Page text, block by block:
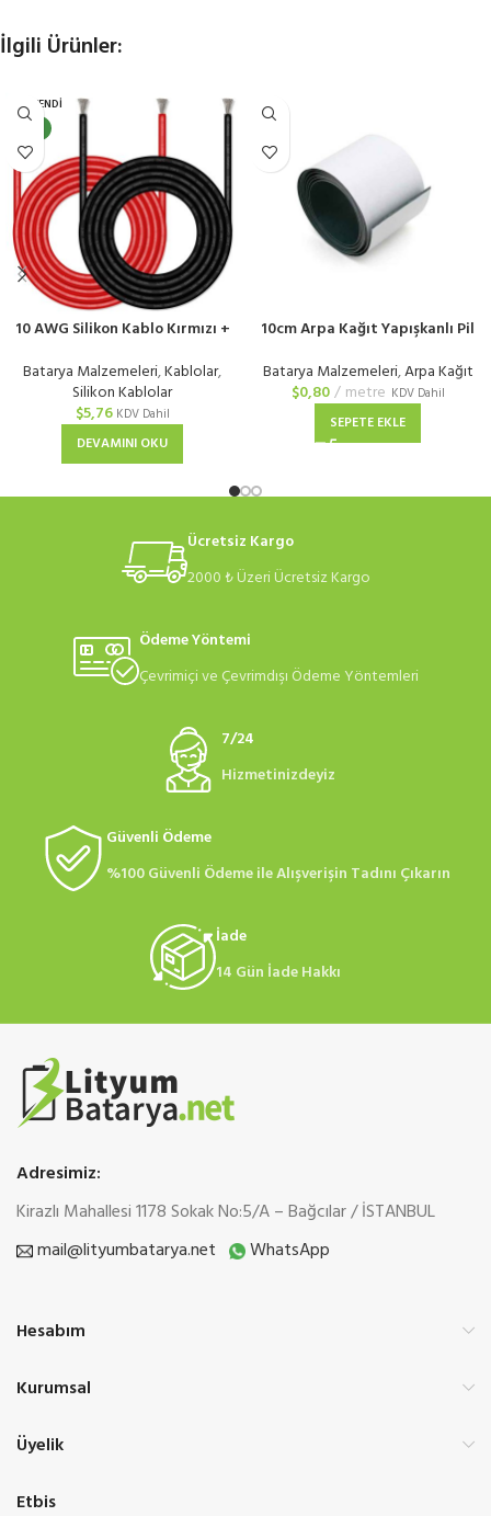
İlgili Ürünler:
TÜKENDI
10 AWG Silikon Kablo Kırmızı +
Batarya Malzemeleri,Kablolar,
Silikon Kablolar
$5,76 KDV Dahil
DEVAMINI OKU
10cm Arpa Kağıt Yapışkanlı Pil
Batarya Malzemeleri,Arpa Kağıt
$0,80 metre KDV Dahil
SEPETE EKLE
Ücretsiz Kargo
2000 ₺ Üzeri Ücretsiz Kargo
Ödeme Yöntemi
Çevrimiçi ve Çevrimdışı Ödeme Yöntemleri
7/24
Hizmetinizdeyiz
Güvenli Ödeme
%100 Güvenli Ödeme ile Alışverişin Tadını Çıkarın
İade
14 Gün İade Hakkı
Adresimiz:
Kirazlı Mahallesi 1178 Sokak No:5/A – Bağcılar / İSTANBUL
mail@lityumbatarya.net
WhatsApp
Hesabım
Kurumsal
Üyelik
Etbis